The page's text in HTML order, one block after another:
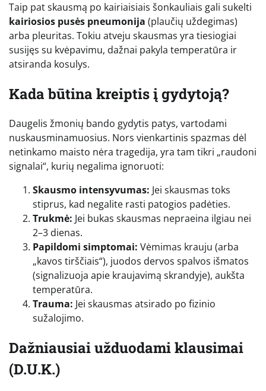
Taip pat skausmą po kairiaisiais šonkauliais gali sukelti
kairiosios pusės pneumonija (plaučių uždegimas)
arba pleuritas. Tokiu atveju skausmas yra tiesiogiai
susijęs su kvėpavimu, dažnai pakyla temperatūra ir
atsiranda kosulys.
Kada būtina kreiptis į gydytoją?
Daugelis žmonių bando gydytis patys, vartodami
nuskausminamuosius. Nors vienkartinis spazmas dėl
netinkamo maisto nėra tragedija, yra tam tikri „raudoni
signalai“, kurių negalima ignoruoti:
Skausmo intensyvumas: Jei skausmas toks
stiprus, kad negalite rasti patogios padėties.
Trukmė: Jei bukas skausmas nepraeina ilgiau nei
2–3 dienas.
Papildomi simptomai: Vėmimas krauju (arba
„kavos tirščiais“), juodos dervos spalvos išmatos
(signalizuoja apie kraujavimą skrandyje), aukšta
temperatūra.
Trauma: Jei skausmas atsirado po fizinio
sužalojimo.
Dažniausiai užduodami klausimai
(D.U.K.)